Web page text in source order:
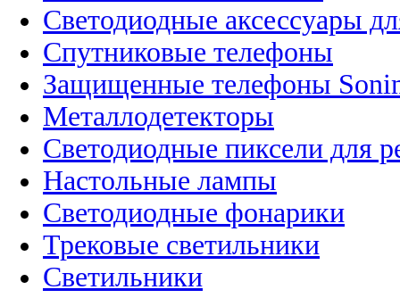
Светодиодные аксессуары
Спутниковые телефоны
Защищенные телефоны
Металлодетекторы
Светодиодные пиксели для
Настольные лампы
Светодиодные фонарики
Трековые светильники
Светильники